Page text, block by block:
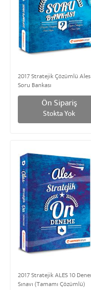
2017 Stratejik Çözümlü Ales
Soru Bankası
Ön Sipariş
Stokta Yok
2017 Stratejik ALES 10
Sınavı (Tamamı Çözümlü)